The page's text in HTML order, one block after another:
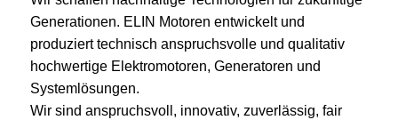
Generationen. ELIN Motoren entwickelt und
produziert technisch anspruchsvolle und qualitativ
hochwertige Elektromotoren, Generatoren und
Systemlösungen.
Wir sind anspruchsvoll, innovativ, zuverlässig, fair